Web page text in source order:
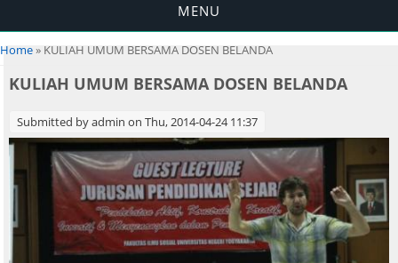
MENU
You are here
Home» KULIAH UMUM BERSAMA DOSEN BELANDA
KULIAH UMUM BERSAMA DOSEN BELANDA
Submitted byadmin on Thu, 2014-04-24 11:37